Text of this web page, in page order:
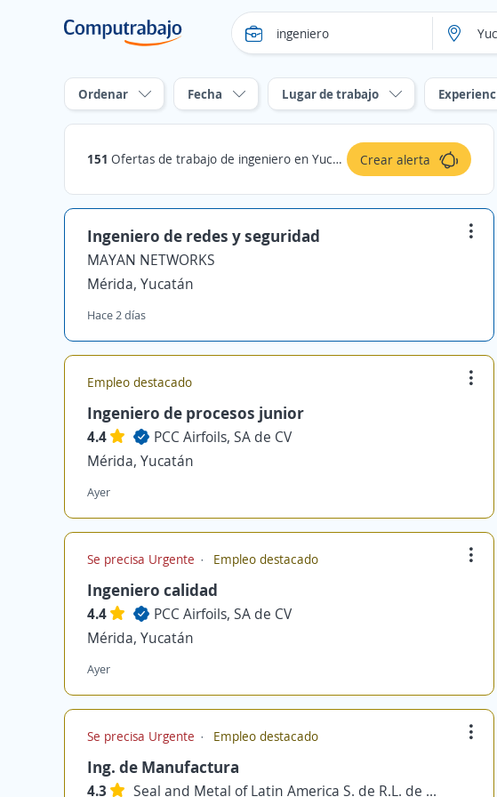
Ordenar Fecha Lugar de trabajo
151 Ofertas de trabajo de ingeniero en Yucatán Crear alerta
Ingeniero de redes y seguridad
MAYAN NETWORKS
Mérida, Yucatán
Hace 2 días
Empleo destacado
Ingeniero de procesos junior
4.4
PCC Airfoils, SA de CV
Mérida, Yucatán
Ayer
Se precisa Urgente Empleo destacado
Ingeniero calidad
4.4
PCC Airfoils, SA de CV
Mérida, Yucatán
Ayer
Se precisa Urgente Empleo destacado
Ing. de Manufactura
4.3 Seal and Metal of Latin America S. de R.L. de C.v.